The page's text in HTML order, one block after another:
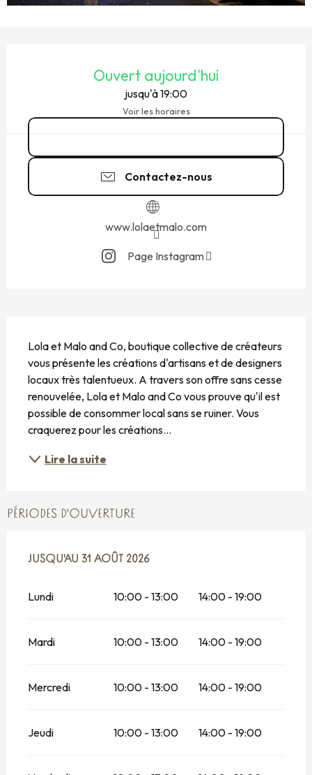
Ouvert aujourd'hui
jusqu'à 19:00
Voir les horaires
Contactez-nous
www.lolaetmalo.com
Page Instagram
Lola et Malo and Co, boutique collective de créateurs
vous présente les créations d'artisans et de designers
locaux très talentueux. A travers son offre sans cesse
renouvelée, Lola et Malo and Co vous prouve qu'il est
possible de consommer local sans se ruiner. Vous
craquerez pour les créations...
Lire la suite
PÉRIODES D'OUVERTURE
DU1 MAI 2026AU31 AOÛT 2026
JUSQU'AU 31 AOÛT 2026
Lundi 10:00 - 13:00 14:00 - 19:00
Mardi 10:00 - 13:00 14:00 - 19:00
Mercredi 10:00 - 13:00 14:00 - 19:00
Jeudi 10:00 - 13:00 14:00 - 19:00